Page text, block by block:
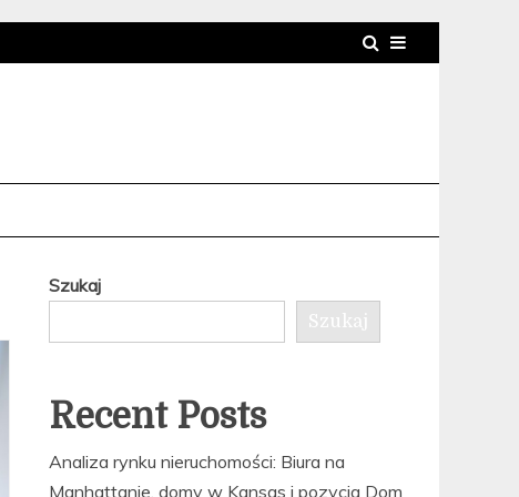
Szukaj
Szukaj
Recent Posts
Analiza rynku nieruchomości: Biura na
Manhattanie, domy w Kansas i pozycja Dom